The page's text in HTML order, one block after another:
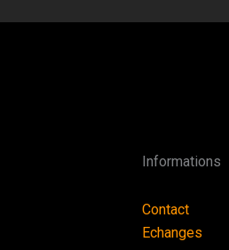
Informations
Contact
Echanges